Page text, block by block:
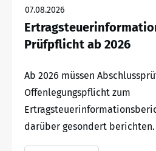
07.08.2026
Prüfpflicht ab 2026
Ab 2026 müssen
Offenlegungspflicht zum
darüber gesondert berichten.